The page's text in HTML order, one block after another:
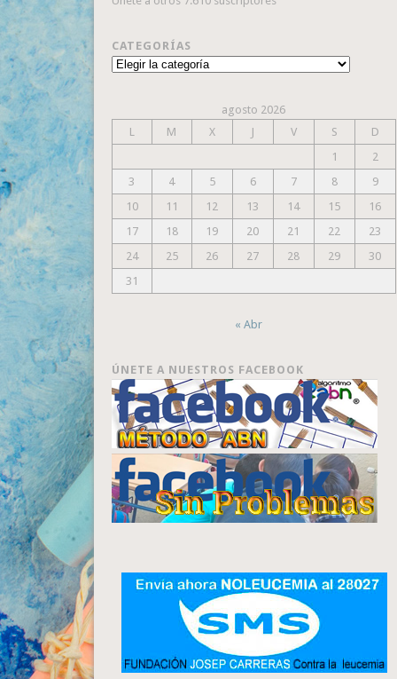
CATEGORÍAS
Categorías
agosto 2026
L
M X J V S
D
1
2
3
4 5 6 7 8
9
10
11 12 13 14 15
16
17
18 19 20 21 22
23
24
25 26 27 28 29
30
31
« Abr
ÚNETE A NUESTROS FACEBOOK